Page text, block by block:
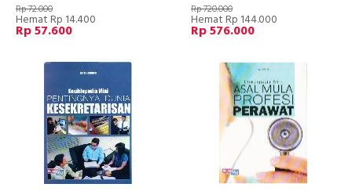
Rp 72.000
Hemat Rp 14.400
Rp 57.600
Rp 720.000
Hemat Rp 144.000
Rp 576.000